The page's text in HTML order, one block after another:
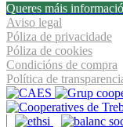
Queres máis
Aviso legal
Póliza de privacidade
Póliza de cookies
Condicións de compra
Política de